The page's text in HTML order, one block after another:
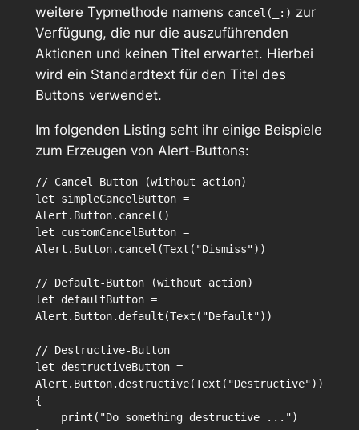
weitere Typmethode namens cancel(_:) zur
Verfügung, die nur die auszuführenden
Aktionen und keinen Titel erwartet. Hierbei
wird ein Standardtext für den Titel des
Buttons verwendet.
Im folgenden Listing seht ihr einige Beispiele
zum Erzeugen von Alert-Buttons:
// Cancel-Button (without action)
let simpleCancelButton =
Alert.Button.cancel()
let customCancelButton =
Alert.Button.cancel(Text("Dismiss"))
// Default-Button (without action)
let defaultButton =
Alert.Button.default(Text("Default"))
// Destructive-Button
let destructiveButton =
Alert.Button.destructive(Text("Destructive"))
{